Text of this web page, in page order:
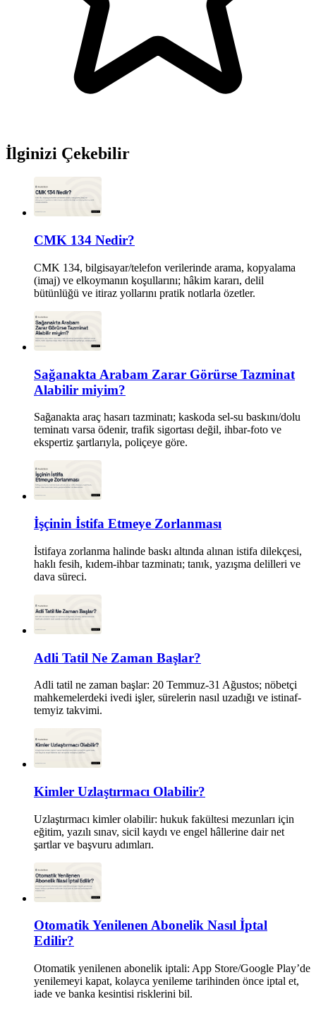
İlginizi Çekebilir
CMK 134 Nedir?
CMK 134, bilgisayar/telefon verilerinde arama, kopyalama
(imaj) ve elkoymanın koşullarını; hâkim kararı, delil
bütünlüğü ve itiraz yollarını pratik notlarla özetler.
Sağanakta Arabam Zarar Görürse Tazminat
Alabilir miyim?
Sağanakta araç hasarı tazminatı; kaskoda sel-su baskını/dolu
teminatı varsa ödenir, trafik sigortası değil, ihbar-foto ve
ekspertiz şartlarıyla, poliçeye göre.
İşçinin İstifa Etmeye Zorlanması
İstifaya zorlanma halinde baskı altında alınan istifa dilekçesi,
haklı fesih, kıdem-ihbar tazminatı; tanık, yazışma delilleri ve
dava süreci.
Adli Tatil Ne Zaman Başlar?
Adli tatil ne zaman başlar: 20 Temmuz-31 Ağustos; nöbetçi
mahkemelerdeki ivedi işler, sürelerin nasıl uzadığı ve istinaf-
temyiz takvimi.
Kimler Uzlaştırmacı Olabilir?
Uzlaştırmacı kimler olabilir: hukuk fakültesi mezunları için
eğitim, yazılı sınav, sicil kaydı ve engel hâllerine dair net
şartlar ve başvuru adımları.
Otomatik Yenilenen Abonelik Nasıl İptal
Edilir?
Otomatik yenilenen abonelik iptali: App Store/Google Play’de
yenilemeyi kapat, kolayca yenileme tarihinden önce iptal et,
iade ve banka kesintisi risklerini bil.